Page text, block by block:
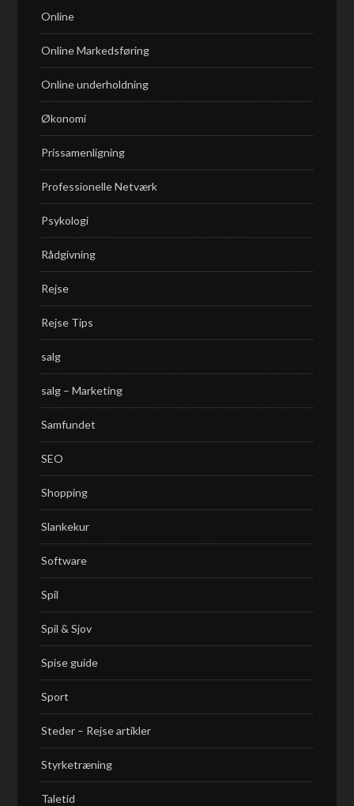
Online
Online Markedsføring
Online underholdning
Økonomi
Prissamenligning
Professionelle Netværk
Psykologi
Rådgivning
Rejse
Rejse Tips
salg
salg – Marketing
Samfundet
SEO
Shopping
Slankekur
Software
Spil
Spil & Sjov
Spise guide
Sport
Steder – Rejse artikler
Styrketræning
Taletid